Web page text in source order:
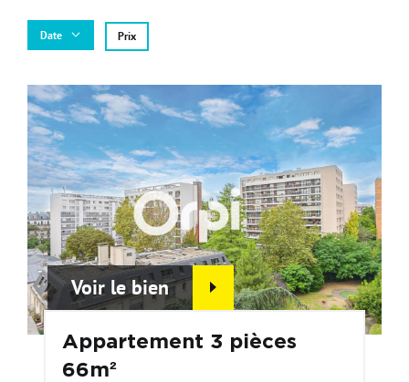
Date Prix
Voir le bien
Appartement 3 pièces
66m²